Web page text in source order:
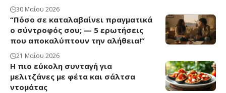
30 Μαΐου 2026
“Πόσο σε καταλαβαίνει πραγματικά
ο σύντροφός σου; — 5 ερωτήσεις
που αποκαλύπτουν την αλήθεια!”
21 Μαΐου 2026
Η πιο εύκολη συνταγή για
μελιτζάνες με φέτα και σάλτσα
ντομάτας